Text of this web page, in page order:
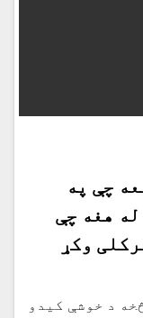
چې په
هغه چې
وکړ
د خوشې کیدو